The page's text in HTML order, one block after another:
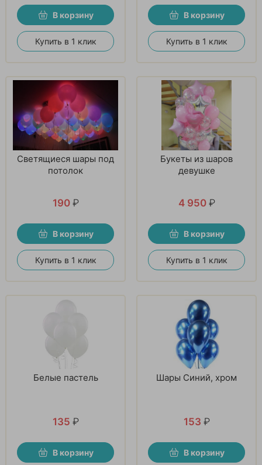
В корзину
Купить в 1 клик
В корзину
Купить в 1 клик
Светящиеся шары под
потолок
190 ₽
В корзину
Купить в 1 клик
Букеты из шаров
девушке
4 950 ₽
В корзину
Купить в 1 клик
Белые пастель
135 ₽
В корзину
Шары Синий, хром
153 ₽
В корзину